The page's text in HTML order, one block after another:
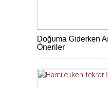
Doğuma Giderken
Öneriler